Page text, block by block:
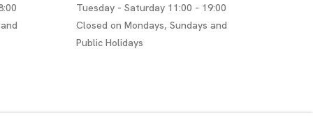
Tuesday - Saturday 11:00 - 19:00
Closed on Mondays, Sundays and
Public Holidays